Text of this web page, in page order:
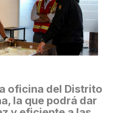
oficina del Distrito
la que podrá dar